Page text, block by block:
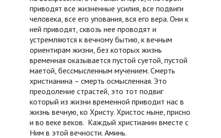
приводят все жизненные усилия, все подвиги
человека, все его упования, вся его вера. Они к
ней приводят, сквозь нее проводят и
устремляются к вечному бытию, к вечным
ориентирам жизни, без которых жизнь
временная оказывается пустой суетой, пустой
маетой, бессмысленным мучением. Смерть
христианина – смерть осмысленная. Это
преодоление страстей, это тот подвиг
который из жизни временной приводит нас в
жизнь вечную, ко Христу. Христос ныне, присно
и во веке веков. Каждый христианин вместе с
Ним в этой вечности. Аминь.